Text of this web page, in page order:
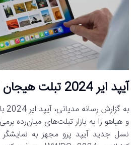
آیپد ایر 2024 تبلت هیجان انگیز اپل
و هیاهو را به بازار تبلت‌های میان‌رده
نسل جدید آیپد پرو مجهز به نمایشگر